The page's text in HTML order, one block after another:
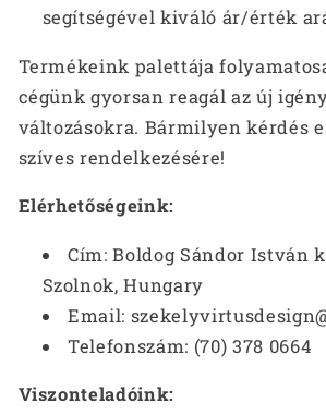
segítségével kiváló ár/érték
Termékeink palettája
cégünk gyorsan reagál az új
változásokra. Bármilyen kérdés
szíves rendelkezésére!
Elérhetőségeink:
Cím: Boldog Sándor István
Szolnok, Hungary
Email:
Telefonszám: (70) 378 0664
Viszonteladóink: